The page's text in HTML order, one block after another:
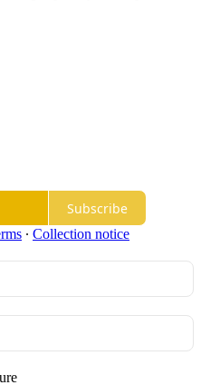
Subscribe
∙ Collection notice